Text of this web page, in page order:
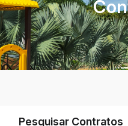
Pesquisar Contratos